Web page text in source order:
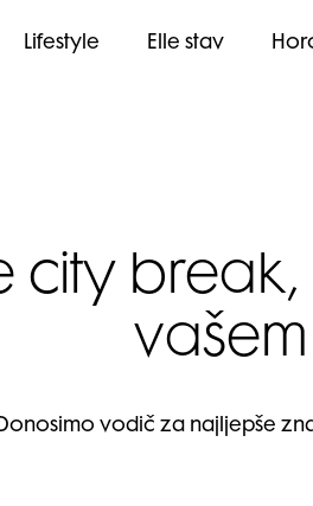
Lifestyle Elle stav
city
vodič za najljepše